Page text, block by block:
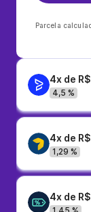
Parcela
4x de
4,5 %
4x de
1,29 %
4x de